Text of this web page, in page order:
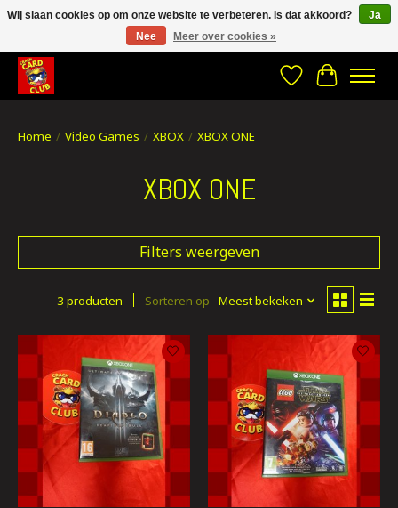
CRACH CARD CLUB , The best place to Geek out!
Verlanglijst
Home / Video Games / XBOX / XBOX ONE
XBOX ONE
Filters weergeven
3 producten Sorteren op Meest bekeken
Wij slaan cookies op om onze website te verbeteren. Is dat akkoord?
Ja
Nee
Meer over cookies »